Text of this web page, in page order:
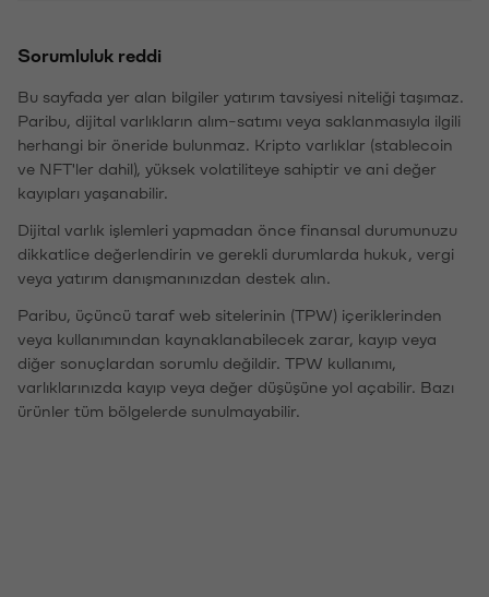
Sorumluluk reddi
Bu sayfada yer alan bilgiler yatırım tavsiyesi niteliği taşımaz.
Paribu, dijital varlıkların alım-satımı veya saklanmasıyla ilgili
herhangi bir öneride bulunmaz. Kripto varlıklar (stablecoin
ve NFT'ler dahil), yüksek volatiliteye sahiptir ve ani değer
kayıpları yaşanabilir.
Dijital varlık işlemleri yapmadan önce finansal durumunuzu
dikkatlice değerlendirin ve gerekli durumlarda hukuk, vergi
veya yatırım danışmanınızdan destek alın.
Paribu, üçüncü taraf web sitelerinin (TPW) içeriklerinden
veya kullanımından kaynaklanabilecek zarar, kayıp veya
diğer sonuçlardan sorumlu değildir. TPW kullanımı,
varlıklarınızda kayıp veya değer düşüşüne yol açabilir. Bazı
ürünler tüm bölgelerde sunulmayabilir.